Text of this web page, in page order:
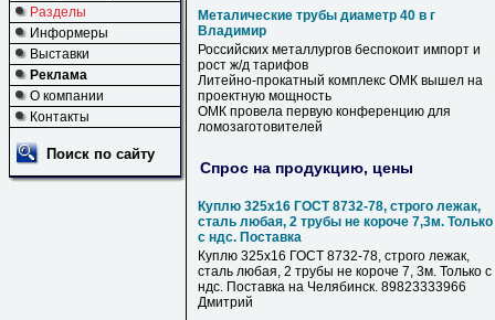
Разделы
Информеры
Выставки
Реклама
О компании
Контакты
Поиск по сайту
Металические трубы диаметр 40 в г
Владимир
Российских металлургов беспокоит импорт и
рост ж/д тарифов
Литейно-прокатный комплекс ОМК вышел на
проектную мощность
ОМК провела первую конференцию для
ломозаготовителей
Спрос на продукцию, цены
Куплю 325х16 ГОСТ 8732-78, строго лежак,
сталь любая, 2 трубы не короче 7,3м. Только
с ндс. Поставка
Куплю 325х16 ГОСТ 8732-78, строго лежак,
сталь любая, 2 трубы не короче 7, 3м. Только с
ндс. Поставка на Челябинск. 89823333966
Дмитрий